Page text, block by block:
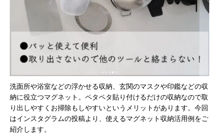
洗面所や浴室などの浮かせる収納、玄関のマスクや印鑑などの収
納に役立つマグネット。ペタペタ貼り付けるだけの収納なので取
り出しやすくお掃除もしやすいというメリットがあります。今回
はインスタグラムの投稿より、使えるマグネット収納活用例をご
紹介します。